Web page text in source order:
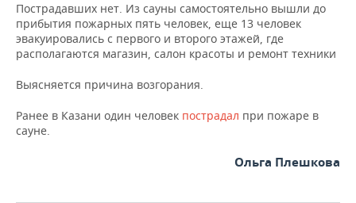
КОМУ ПРИНАДЛЕЖАТ
ТОРГОВЫЕ ЦЕНТРЫ
ТАТАРСТАНА
БЮДЖЕТ
ИНВЕСТИЦИИ
МАШИНОСТРОЕНИЕ
НЕФТЕХИМИЯ
ОПК
НОВОСТИ АВТО
БИЗНЕС
НОВОСТИ БИЗНЕСА
РОЗНИЧНАЯ ТОРГОВЛЯ
ТРАНСПОРТ
ТЕХНОЛОГИИ
НОВОСТИ ТЕХНОЛОГИЙ
IT
МЕРОПРИЯТИЯ
НОВОСТИ МЕРОПРИЯТИЙ
СПОРТ
Пострадавших нет. Из сауны самостоятельно вышли до
прибытия пожарных пять человек, еще 13 человек
эвакуировались с первого и второго этажей, где
располагаются магазин, салон красоты и ремонт техники
Выясняется причина возгорания.
Ранее в Казани один человек пострадал при пожаре в
сауне.
Ольга Плешкова